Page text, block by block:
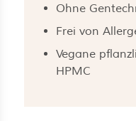
Ohne
Frei von
Vegane
HPMC